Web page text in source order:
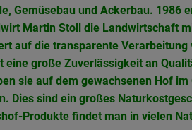
Gemüsebau und Ackerbau. 1986
Martin Stoll die Landwirtschaft
auf die transparente
eine große Zuverlässigkeit an
sie auf dem gewachsenen Hof
Dies sind ein großes
Produkte findet man in vielen